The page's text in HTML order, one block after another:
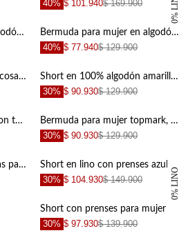
+ +
+ +
+ +
+
100% LINO
+
40% $ 101.940$ 169.900
Bermuda para mujer de algodón blanco fit relajado con abertura lateral
+
Bermuda para mujer en algodón azul cielo fit relajado con pretina elástica ancha
40% $ 77.940$ 129.900
Bermuda para mujer en viscosa verde salvia fit relajado con ribete calado Short en 100% algodón amarillo para mujer
30% $ 90.930$ 129.900
Short con bordado floral con textura lisa para mujer Bermuda para mujer topmark, bermuda tradicional entero
30% $ 90.930$ 129.900
Short en tela con lentejuelas para mujer
100% LINO
Short en lino con prenses azul para mujer
30% $ 104.930$ 149.900
Short con prenses para mujer
30% $ 97.930$ 139.900